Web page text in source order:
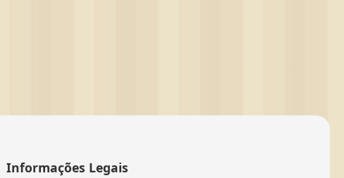
Informações Legais